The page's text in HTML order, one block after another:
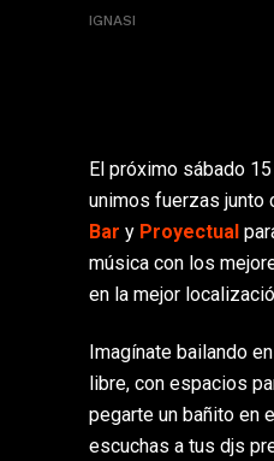
IGNASI
El próximo sábado
unimos fuerzas junto
Bar y Proyectual
música con los
en la mejor
Imagínate bailando
libre, con espacios
pegarte un bañito en
escuchas a tus djs